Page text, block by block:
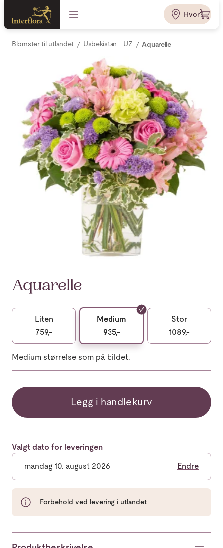
Hvor?
Blomster til utlandet Usbekistan - UZ Aquarelle
Aquarelle
Liten
759,-
Medium
935,-
Stor
1089,-
Medium størrelse som på bildet.
Legg i handlekurv
Valgt dato for leveringen
mandag 10. august 2026 Endre
Forbehold ved levering i utlandet